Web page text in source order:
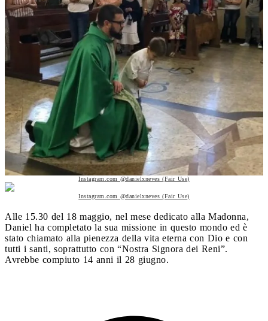
Instagram.com @danielxneves (Fair Use)
Instagram.com @danielxneves (Fair Use)
Alle 15.30 del 18 maggio, nel mese dedicato alla Madonna,
Daniel ha completato la sua missione in questo mondo ed è
stato chiamato alla pienezza della vita eterna con Dio e con
tutti i santi, soprattutto con “Nostra Signora dei Reni”.
Avrebbe compiuto 14 anni il 28 giugno.